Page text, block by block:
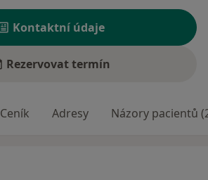
Kontaktní údaje
Rezervovat termín
Ceník Adresy Názory pacientů